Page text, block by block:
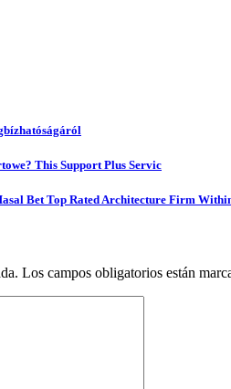
This Support Plus Servic
Bet Top Rated Architecture Firm
Los campos obligatorios están